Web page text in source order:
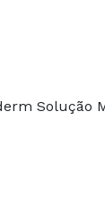
Solução